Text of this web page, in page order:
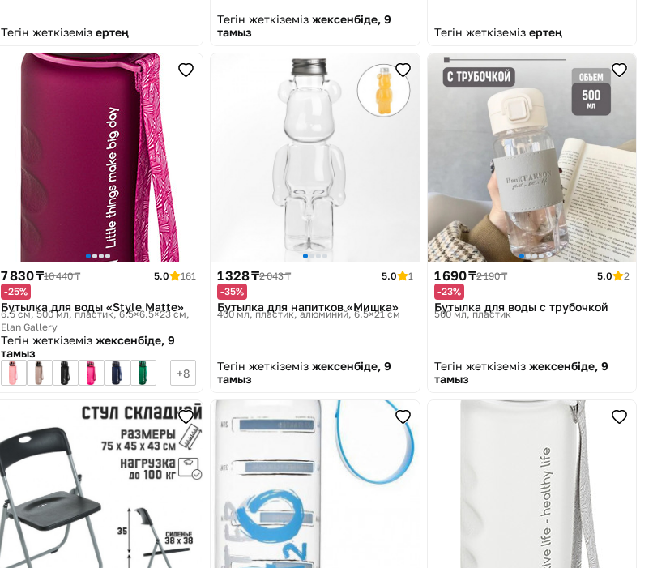
Тегін жеткіземіз ертең
Тегін жеткіземіз жексенбіде, 9
тамыз
Тегін жеткіземіз ертең
7 830 ₸10 440 ₸ 5.0
161
-25%
Бутылка для воды «Style Matte»
6.5 см, 500 мл, пластик, 6.5×6.5×23 см
Elan Gallery
Тегін жеткіземіз жексенбіде, 9
тамыз
8
1 328 ₸2 043 ₸ 5.0
1
-35%
Бутылка для напитков «Мишка»
400 мл, пластик, алюминий, 6.5×21 см
Тегін жеткіземіз жексенбіде, 9
тамыз
1 690 ₸2 190 ₸ 5.0
2
-23%
Бутылка для воды с трубочкой
500 мл, пластик
Тегін жеткіземіз жексенбіде, 9
тамыз